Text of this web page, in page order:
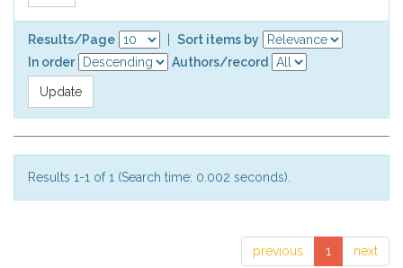
Results/Page
Sort items by
In order
Authors/record
Results 1-1 of 1 (Search time: 0.002 seconds).
previous 1 next